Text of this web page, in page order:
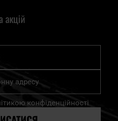
акцій
конфіденційності